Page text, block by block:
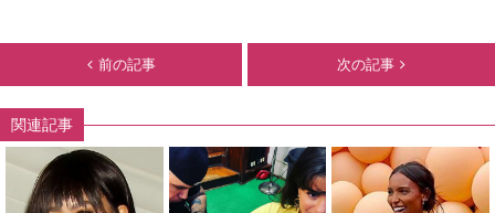
前の記事 次の記事
関連記事